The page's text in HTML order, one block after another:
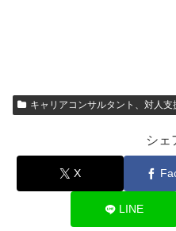
キャリアコンサルタント、対人
シェ
X
LINE